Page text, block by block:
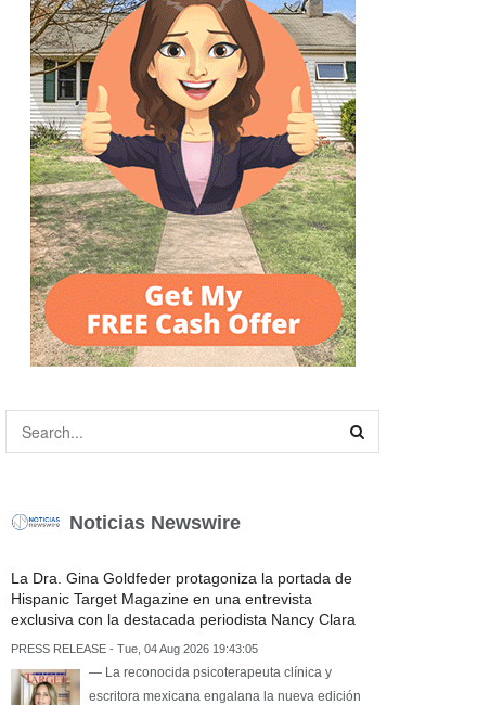
Noticias Newswire
La Dra. Gina Goldfeder protagoniza la portada de
Hispanic Target Magazine en una entrevista
exclusiva con la destacada periodista Nancy Clara
PRESS RELEASE - Tue, 04 Aug 2026 19:43:05
— La reconocida psicoterapeuta clínica y
escritora mexicana engalana la nueva edición